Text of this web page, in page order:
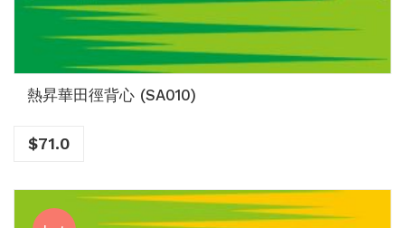
熱昇華田徑背心 (SA010)
$71.0